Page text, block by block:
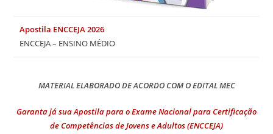
Apostila ENCCEJA 2026
ENCCEJA – ENSINO MÉDIO
MATERIAL ELABORADO DE ACORDO COM O EDITAL MEC
Garanta já sua Apostila para o Exame Nacional para Certificação
de Competências de Jovens e Adultos (ENCCEJA)